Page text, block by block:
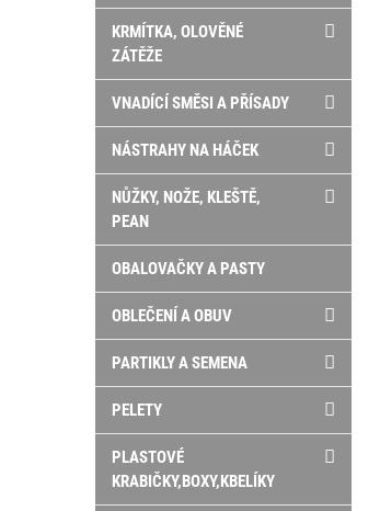
KRMÍTKA, OLOVĚNÉ
ZÁTĚŽE
VNADÍCÍ SMĚSI A PŘÍSADY
NÁSTRAHY NA HÁČEK
NŮŽKY, NOŽE, KLEŠTĚ,
PEAN
OBALOVAČKY A PASTY
OBLEČENÍ A OBUV
PARTIKLY A SEMENA
PELETY
PLASTOVÉ
KRABIČKY,BOXY,KBELÍKY